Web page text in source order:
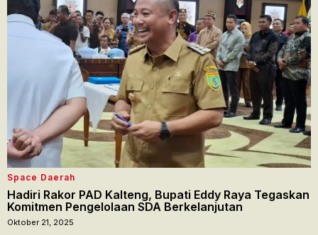
Space Daerah
Hadiri Rakor PAD Kalteng, Bupati Eddy Raya Tegaskan
Komitmen Pengelolaan SDA Berkelanjutan
Oktober 21, 2025